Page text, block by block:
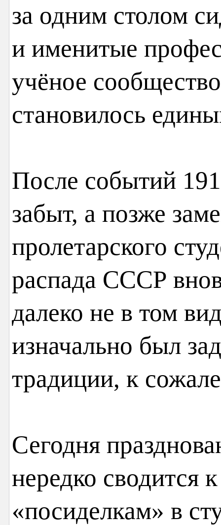
за одним столом
и именитые
учёное
становилось
После событий
забыт, а позже
пролетарского
распада СССР
далеко не в том
изначально был
традиции, к
Сегодня
нередко сводится
«посиделкам» в